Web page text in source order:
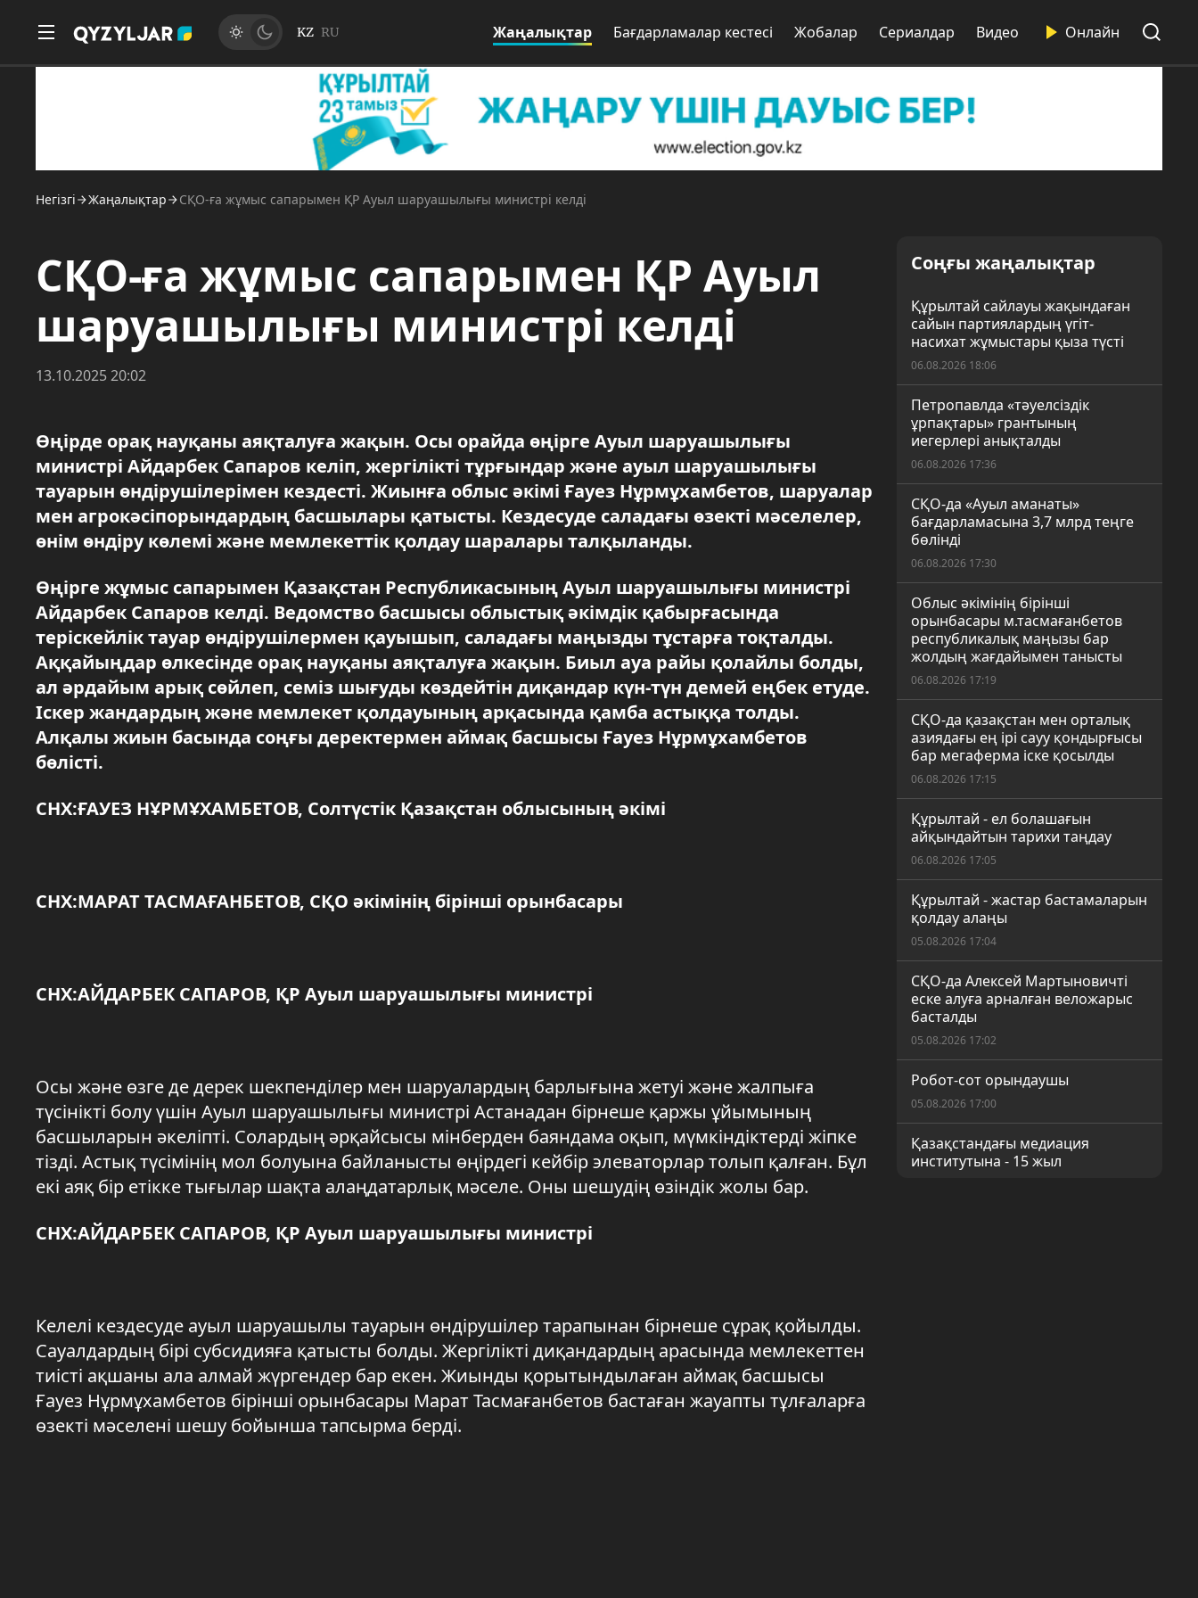
KZ RU Жаңалықтар Бағдарламалар кестесі Жобалар Сериалдар Видео Онлайн
Негізгі Жаңалықтар СҚО-ға жұмыс сапарымен ҚР Ауыл шаруашылығы министрі келді
СҚО-ға жұмыс сапарымен ҚР Ауыл
шаруашылығы министрі келді
13.10.2025 20:02
Өңірде орақ науқаны аяқталуға жақын. Осы орайда өңірге Ауыл шаруашылығы
министрі Айдарбек Сапаров келіп, жергілікті тұрғындар және ауыл шаруашылығы
тауарын өндірушілерімен кездесті. Жиынға облыс әкімі Ғауез Нұрмұхамбетов, шаруалар
мен агрокәсіпорындардың басшылары қатысты. Кездесуде саладағы өзекті мәселелер,
өнім өндіру көлемі және мемлекеттік қолдау шаралары талқыланды.
Өңірге жұмыс сапарымен Қазақстан Республикасының Ауыл шаруашылығы министрі
Айдарбек Сапаров келді. Ведомство басшысы облыстық әкімдік қабырғасында
теріскейлік тауар өндірушілермен қауышып, саладағы маңызды тұстарға тоқталды.
Аққайыңдар өлкесінде орақ науқаны аяқталуға жақын. Биыл ауа райы қолайлы болды,
ал әрдайым арық сөйлеп, семіз шығуды көздейтін диқандар күн-түн демей еңбек етуде.
Іскер жандардың және мемлекет қолдауының арқасында қамба астыққа толды.
Алқалы жиын басында соңғы деректермен аймақ басшысы Ғауез Нұрмұхамбетов
бөлісті.
СНХ:ҒАУЕЗ НҰРМҰХАМБЕТОВ, Солтүстік Қазақстан облысының әкімі
СНХ:МАРАТ ТАСМАҒАНБЕТОВ, СҚО әкімінің бірінші орынбасары
СНХ:АЙДАРБЕК САПАРОВ, ҚР Ауыл шаруашылығы министрі
Осы және өзге де дерек шекпенділер мен шаруалардың барлығына жетуі және жалпыға
түсінікті болу үшін Ауыл шаруашылығы министрі Астанадан бірнеше қаржы ұйымының
басшыларын әкеліпті. Солардың әрқайсысы мінберден баяндама оқып, мүмкіндіктерді жіпке
тізді. Астық түсімінің мол болуына байланысты өңірдегі кейбір элеваторлар толып қалған. Бұл
екі аяқ бір етікке тығылар шақта алаңдатарлық мәселе. Оны шешудің өзіндік жолы бар.
СНХ:АЙДАРБЕК САПАРОВ, ҚР Ауыл шаруашылығы министрі
Келелі кездесуде ауыл шаруашылы тауарын өндірушілер тарапынан бірнеше сұрақ қойылды.
Сауалдардың бірі субсидияға қатысты болды. Жергілікті диқандардың арасында мемлекеттен
тиісті ақшаны ала алмай жүргендер бар екен. Жиынды қорытындылаған аймақ басшысы
Ғауез Нұрмұхамбетов бірінші орынбасары Марат Тасмағанбетов бастаған жауапты тұлғаларға
өзекті мәселені шешу бойынша тапсырма берді.
Соңғы жаңалықтар
Құрылтай сайлауы жақындаған
сайын партиялардың үгіт-
насихат жұмыстары қыза түсті
06.08.2026 18:06
Петропавлда «тәуелсіздік
ұрпақтары» грантының
иегерлері анықталды
06.08.2026 17:36
СҚО-да «Ауыл аманаты»
бағдарламасына 3,7 млрд теңге
бөлінді
06.08.2026 17:30
Облыс әкімінің бірінші
орынбасары м.тасмағанбетов
республикалық маңызы бар
жолдың жағдайымен танысты
06.08.2026 17:19
СҚО-да қазақстан мен орталық
азиядағы ең ірі сауу қондырғысы
бар мегаферма іске қосылды
06.08.2026 17:15
Құрылтай - ел болашағын
айқындайтын тарихи таңдау
06.08.2026 17:05
Құрылтай - жастар бастамаларын
қолдау алаңы
05.08.2026 17:04
СҚО-да Алексей Мартыновичті
еске алуға арналған веложарыс
басталды
05.08.2026 17:02
Робот-сот орындаушы
05.08.2026 17:00
Қазақстандағы медиация
институтына - 15 жыл